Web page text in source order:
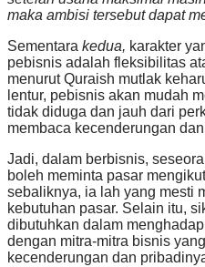
maka ambisi tersebut dapat
Sementara kedua, karakter
pebisnis adalah fleksibilitas
menurut Quraish mutlak
lentur, pebisnis akan mudah
tidak diduga dan jauh dari
membaca kecenderungan
Jadi, dalam berbisnis,
boleh meminta pasar
sebaliknya, ia lah yang mesti
kebutuhan pasar. Selain itu,
dibutuhkan dalam
dengan mitra-mitra bisnis
kecenderungan dan